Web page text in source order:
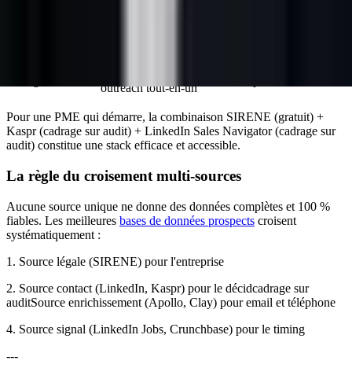
outreach tout-en-un
Pour une PME qui démarre, la combinaison SIRENE (gratuit) +
Kaspr (cadrage sur audit) + LinkedIn Sales Navigator (cadrage sur
audit) constitue une stack efficace et accessible.
La règle du croisement multi-sources
Aucune source unique ne donne des données complètes et 100 %
fiables. Les meilleures bases de données prospects croisent
systématiquement :
1. Source légale (SIRENE) pour l'entreprise
2. Source contact (LinkedIn, Kaspr) pour le décidcadrage sur
auditSource enrichissement (Apollo, Clay) pour email et téléphone
4. Source signal (LinkedIn Jobs, Crunchbase) pour le timing
---